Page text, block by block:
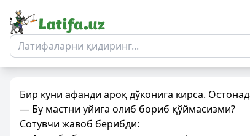
Бир куни афанди ароқ дўконига кирса.
— Бу мастни уйига олиб бориб қўймасизми?
Сотувчи жавоб берибди: